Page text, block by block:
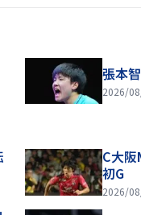
張本
2026/
C大
初G
2026/